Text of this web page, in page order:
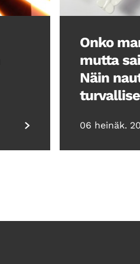
Onko
mutta
Näin
06 heinäk.